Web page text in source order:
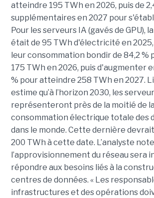
atteindre 195 TWh en 2026, puis de
supplémentaires en 2027 pour
Pour les serveurs IA (gavés de GPU),
était de 95 TWh d'électricité en
leur consommation bondir de 84,2 %
175 TWh en 2026, puis d'augmenter
% pour atteindre 258 TWh en 2027.
estime qu’à l’horizon 2030, les
représenteront près de la moitié de la
consommation électrique totale des
dans le monde. Cette dernière
200 TWh à cette date. L’analyste
l’approvisionnement du réseau sera
répondre aux besoins liés à la
centres de données. « Les
infrastructures et des opérations